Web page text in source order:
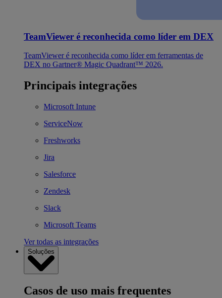
TeamViewer é reconhecida como líder em DEX
TeamViewer é reconhecida como líder em ferramentas de
DEX no Gartner® Magic Quadrant™ 2026.
Principais integrações
Microsoft Intune
ServiceNow
Freshworks
Jira
Salesforce
Zendesk
Slack
Microsoft Teams
Ver todas as integrações
Soluções
Casos de uso mais frequentes